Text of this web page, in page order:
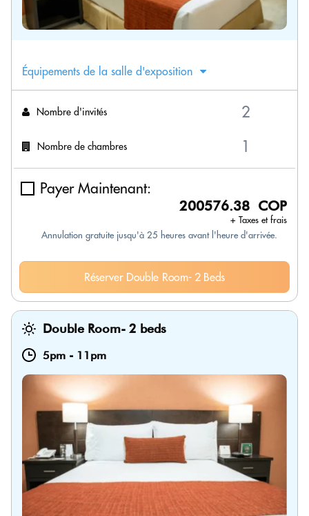
Équipements de la salle d'exposition
Nombre d'invités
Nombre de chambres
Payer Maintenant:
200576.38 COP
+ Taxes et frais
Annulation gratuite jusqu'à 25 heures avant l'heure d'arrivée.
Réserver Double Room- 2 Beds
Double Room- 2 beds
5pm - 11pm